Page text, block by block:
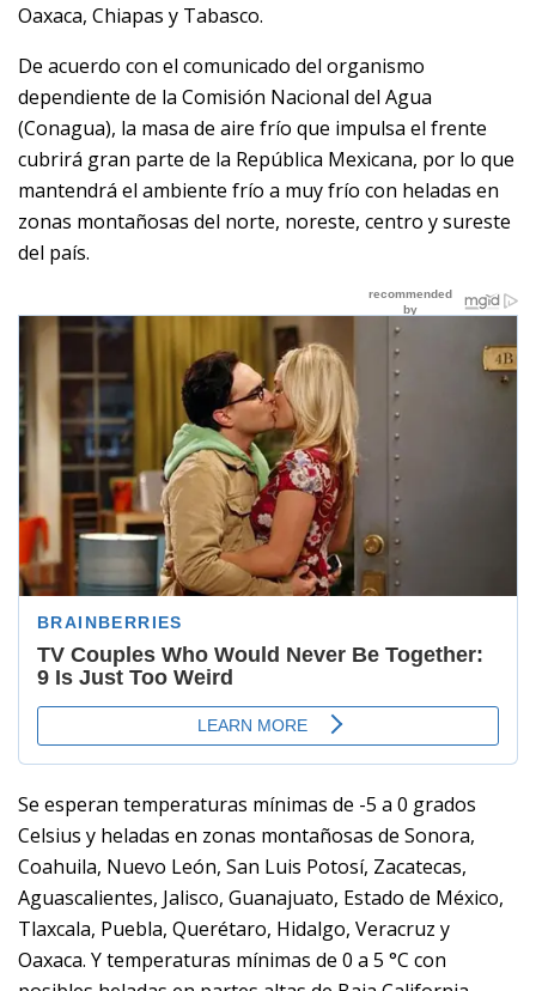
Oaxaca, Chiapas y Tabasco.
De acuerdo con el comunicado del organismo
dependiente de la Comisión Nacional del Agua
(Conagua), la masa de aire frío que impulsa el frente
cubrirá gran parte de la República Mexicana, por lo que
mantendrá el ambiente frío a muy frío con heladas en
zonas montañosas del norte, noreste, centro y sureste
del país.
Se esperan temperaturas mínimas de -5 a 0 grados
Celsius y heladas en zonas montañosas de Sonora,
Coahuila, Nuevo León, San Luis Potosí, Zacatecas,
Aguascalientes, Jalisco, Guanajuato, Estado de México,
Tlaxcala, Puebla, Querétaro, Hidalgo, Veracruz y
Oaxaca. Y temperaturas mínimas de 0 a 5 °C con